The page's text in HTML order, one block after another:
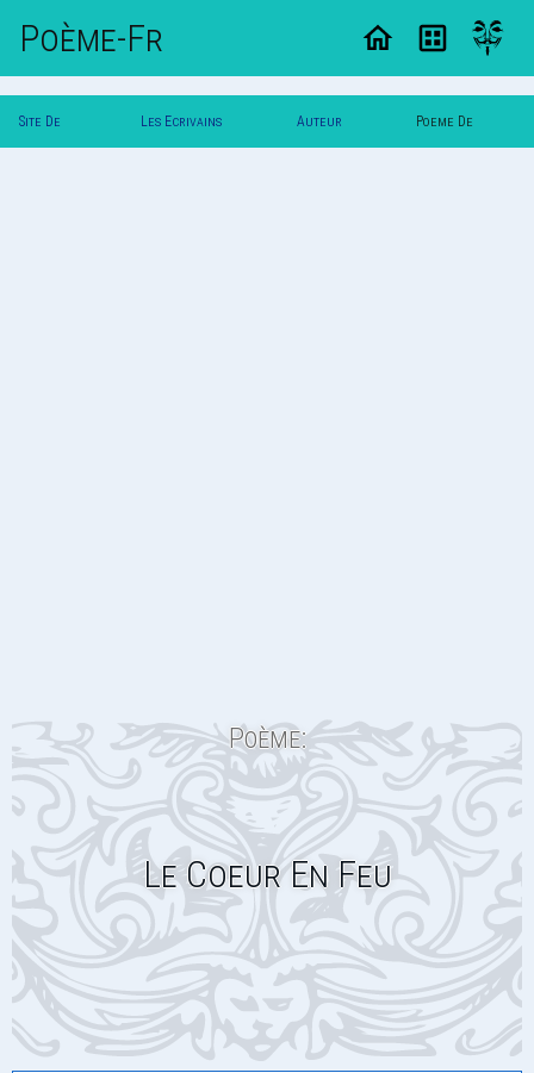
Poème-Fr
Site De Les Ecrivains Auteur Poeme De
Poème:
Le Coeur En Feu